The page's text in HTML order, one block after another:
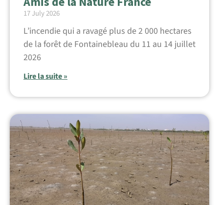
17 July 2026
L’incendie qui a ravagé plus de 2 000 hectares
de la forêt de Fontainebleau du 11 au 14 juillet
2026
Lire la suite »